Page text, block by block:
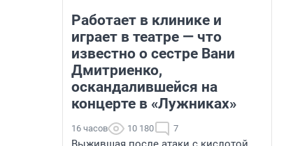
Работает в клинике и
играет в театре — что
известно о сестре Вани
Дмитриенко,
оскандалившейся на
концерте в «Лужниках»
16 часов 10 180 7